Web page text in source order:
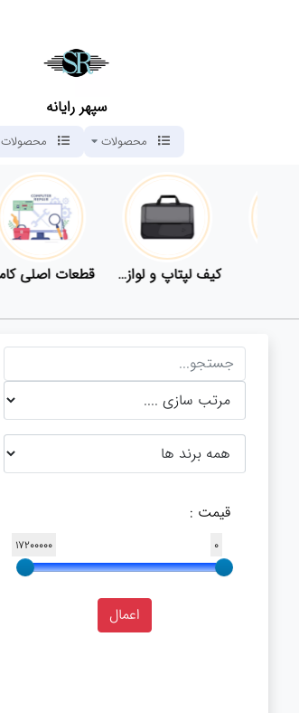
سپهر رایانه
محصولات محصولات
لوازم جانبی کامپیوتر تبدیل و اتصالات
قیمت :
17200000 0